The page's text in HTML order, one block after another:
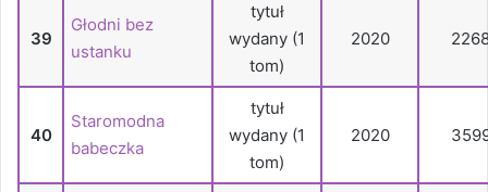
39
Głodni bez
ustanku
tytuł
wydany (1
tom)
2020
40
Staromodna
babeczka
tytuł
wydany (1
tom)
2020